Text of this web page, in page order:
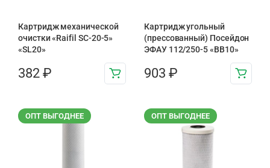
Картридж механической
очистки «Raifil SC-20-5»
«SL20»
382 ₽
Картридж угольный
(прессованный) Посейдон
ЭФАУ 112/250-5 «BB10»
903 ₽
ОПТ ВЫГОДНЕЕ ОПТ ВЫГОДНЕЕ